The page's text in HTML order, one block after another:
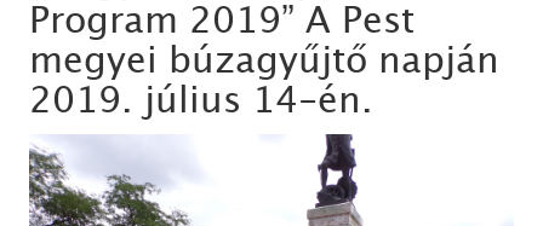
Program 2019” A Pest
megyei búzagyűjtő napján
2019. július 14-én.